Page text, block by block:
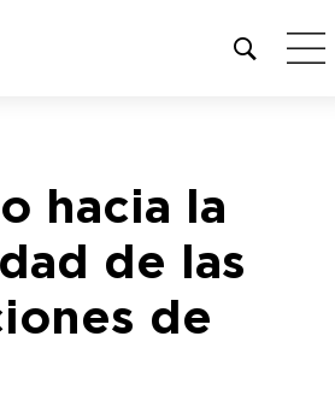
Open
site
hacia la
de las
de